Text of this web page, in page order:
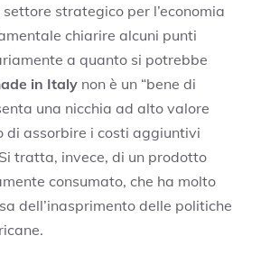
settore strategico per l’economia
chiarire alcuni punti
a quanto si potrebbe
in Italy non è un “bene di
una nicchia ad alto valore
di assorbire i costi aggiuntivi
tratta, invece, di un prodotto
consumato, che ha molto
dell’inasprimento delle politiche